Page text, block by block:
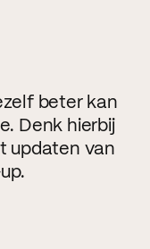
beter kan
Denk hierbij
updaten van